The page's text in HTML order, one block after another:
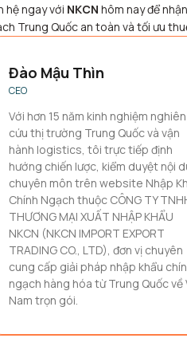
hệ ngay với NKCN hôm nay để
Trung Quốc an toàn và tối ưu
Đào Mậu Thìn
CEO
Với hơn 15 năm kinh nghiệm nghiên
cứu thị trường Trung Quốc và vận
hành logistics, tôi trực tiếp định
hướng chiến lược, kiểm duyệt nội
chuyên môn trên website Nhập
Chính Ngạch thuộc CÔNG TY
THƯƠNG MẠI XUẤT NHẬP KHẨU
NKCN (NKCN IMPORT EXPORT
TRADING CO., LTD), đơn vị chuyên
cung cấp giải pháp nhập khẩu
ngạch hàng hóa từ Trung Quốc về
Nam trọn gói.